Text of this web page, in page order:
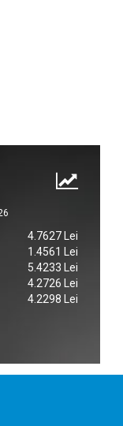
4.7627 Lei
1.4561 Lei
5.4233 Lei
4.2726 Lei
4.2298 Lei